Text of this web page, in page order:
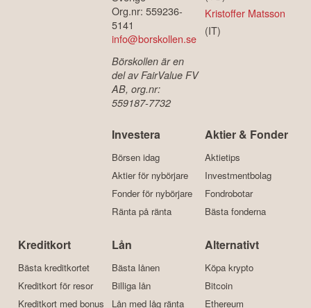
Org.nr: 559236-
5141
info@borskollen.se
Börskollen är en
del av FairValue FV
AB, org.nr:
559187-7732
Kristoffer Matsson
(IT)
Investera
Börsen idag
Aktier för nybörjare
Fonder för nybörjare
Ränta på ränta
Aktier & Fonder
Aktietips
Investmentbolag
Fondrobotar
Bästa fonderna
Kreditkort
Bästa kreditkortet
Kreditkort för resor
Kreditkort med bonus
Lån
Bästa lånen
Billiga lån
Lån med låg ränta
Alternativt
Köpa krypto
Bitcoin
Ethereum